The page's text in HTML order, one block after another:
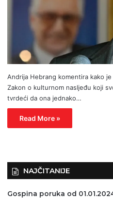
Andrija Hebrang komentira kako
Zakon o kulturnom nasljeđu koji
tvrdeći da ona jednako…
Read More »
NAJČITANIJE
Gospina poruka od